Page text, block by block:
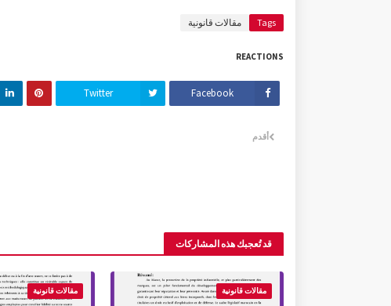
Tags مقالات قانونية
REACTIONS
Facebook
Twitter
أقدم
قد تُعجبك هذه المشاركات
مقالات قانونية مقالات قانونية